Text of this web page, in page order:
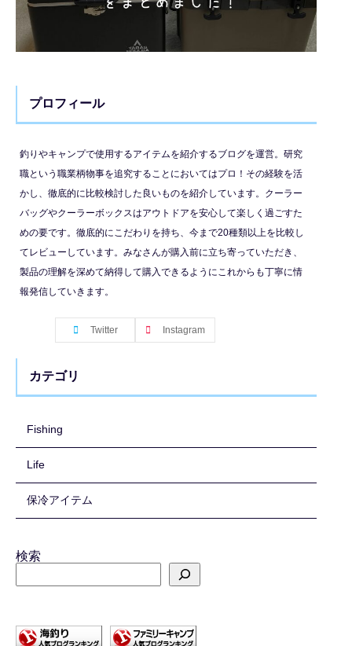
プロフィール
釣りやキャンプで使用するアイテムを紹介するブログを運営。研究
職という職業柄物事を追究することにおいてはプロ！その経験を活
かし、徹底的に比較検討した良いものを紹介しています。クーラー
バッグやクーラーボックスはアウトドアを安心して楽しく過ごすた
めの要です。徹底的にこだわりを持ち、今まで20種類以上を比較し
てレビューしています。みなさんが購入前に立ち寄っていただき、
製品の理解を深めて納得して購入できるようにこれからも丁寧に情
報発信していきます。
Twitter Instagram
カテゴリ
Fishing
Life
保冷アイテム
検索